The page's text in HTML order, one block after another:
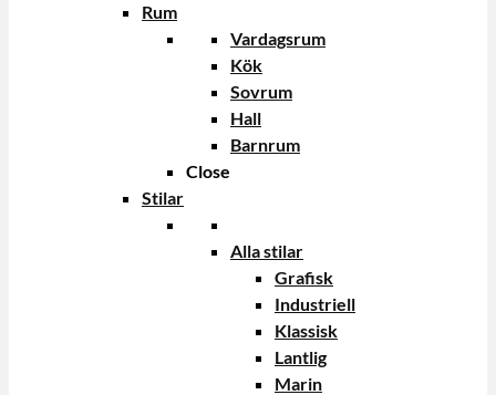
Rum
Vardagsrum
Kök
Sovrum
Hall
Barnrum
Close
Stilar
Alla stilar
Grafisk
Industriell
Klassisk
Lantlig
Marin